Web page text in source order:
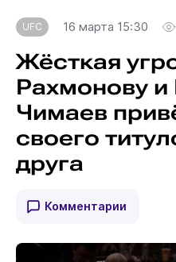
UFC 16 марта 15:30
Жёсткая
Рахмонову и
Чимаев
своего
друга
Комментарии